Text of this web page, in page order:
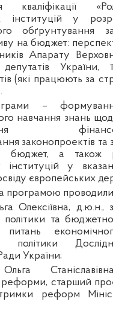
кваліфікації
інституцій у
обґрунтування
на бюджет:
Апарату
України,
(які працюють за
–
навчання знань
фінансово-
законопроектів та
бюджет, а також
інституцій у
європейських
програмою
Олексіївна, д.ю.н.,
політики та
питань
політики
України;
старший
реформ